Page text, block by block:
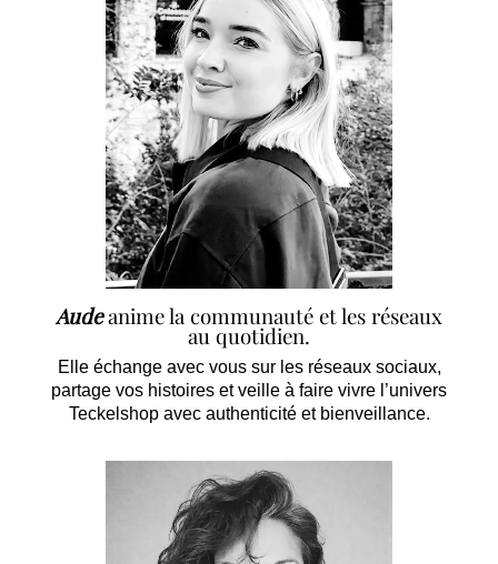
Audeanime la communauté et les réseaux
au quotidien.
Elle échange avec vous sur les réseaux sociaux,
partage vos histoires et veille à faire vivre l’univers
Teckelshop avec authenticité et bienveillance.